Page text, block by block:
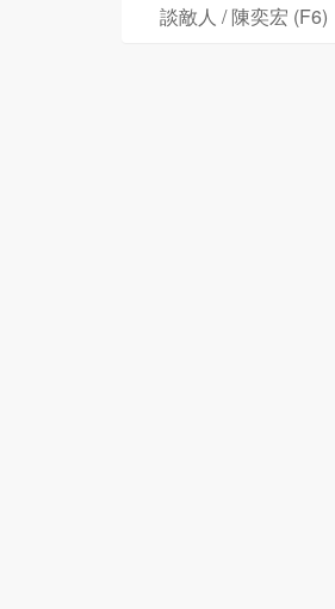
談敵人 / 陳奕宏 (F6)